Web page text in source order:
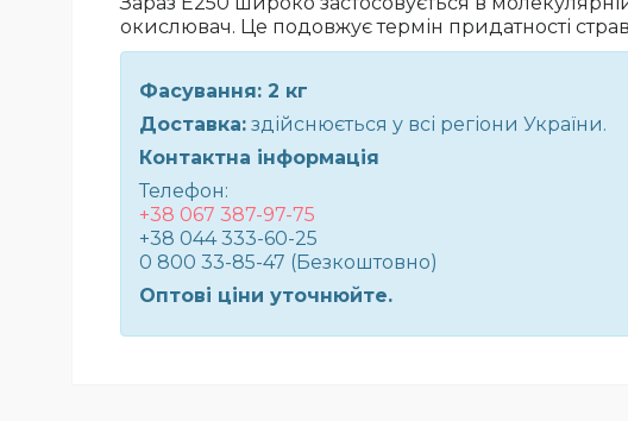
окислювач. Це подовжує термін придатності
Фасування: 2 кг
Доставка: здійснюється у всі регіони України.
Контактна інформація
Телефон:
+38 067 387-97-75
+38 044 333-60-25
0 800 33-85-47 (Безкоштовно)
Оптові ціни уточнюйте.